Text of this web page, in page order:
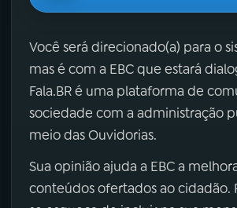
Você será direcionado(a) para o
mas é com a EBC que estará
Fala.BR é uma plataforma de
sociedade com a administração
meio das Ouvidorias.
Sua opinião ajuda a EBC a
conteúdos ofertados ao cidadão.